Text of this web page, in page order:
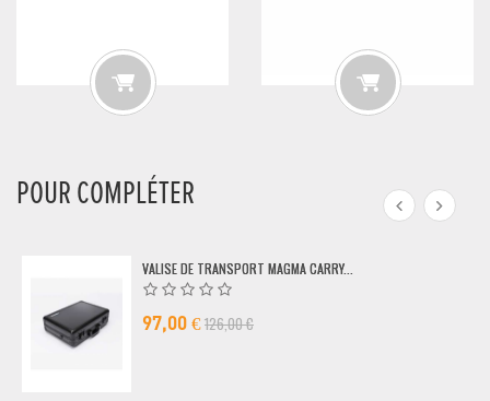
POUR COMPLÉTER
VALISE DE TRANSPORT MAGMA CARRY...
97,00 €126,00 €